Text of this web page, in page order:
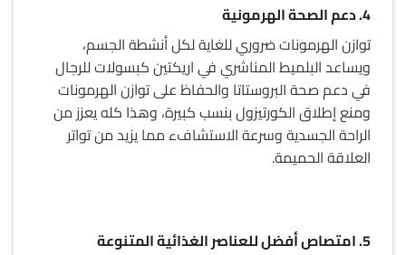
4. دعم الصحة الهرمونية
توازن الهرمونات ضروري للغاية لكل أنشطة الجسم،
ويساعد البلميط المناشري في اريكتين كبسولات للرجال
في دعم صحة البروستاتا والحفاظ على توازن الهرمونات
ومنع إطلاق الكورتيزول بنسب كبيرة، وهذا كله يعزز من
الراحة الجسدية وسرعة الاستشافء مما يزيد من تواتر
العلاقة الحميمة.
5. امتصاص أفضل للعناصر الغذائية المتنوعة